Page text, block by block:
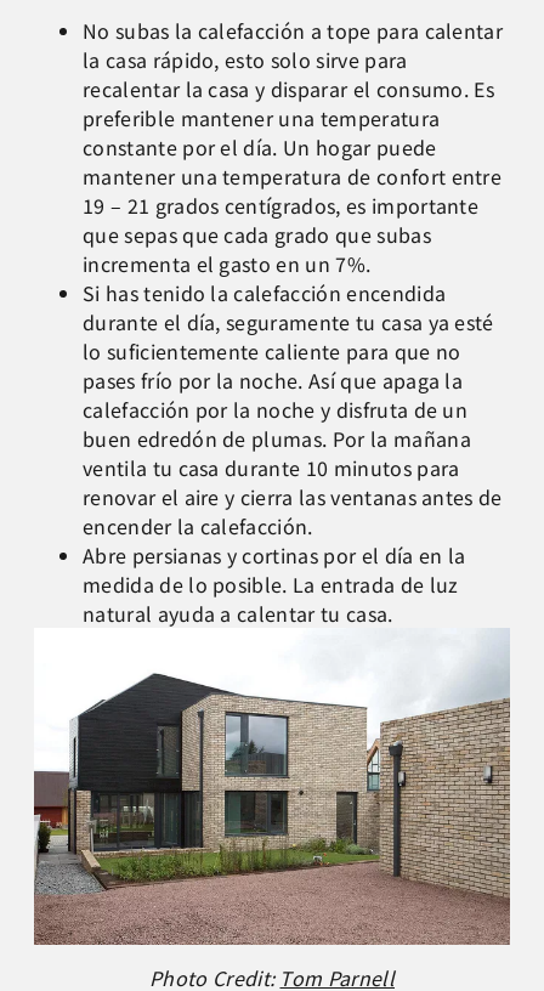
No subas la calefacción a tope para calentar
la casa rápido, esto solo sirve para
recalentar la casa y disparar el consumo. Es
preferible mantener una temperatura
constante por el día. Un hogar puede
mantener una temperatura de confort entre
19 – 21 grados centígrados, es importante
que sepas que cada grado que subas
incrementa el gasto en un 7%.
Si has tenido la calefacción encendida
durante el día, seguramente tu casa ya esté
lo suficientemente caliente para que no
pases frío por la noche. Así que apaga la
calefacción por la noche y disfruta de un
buen edredón de plumas. Por la mañana
ventila tu casa durante 10 minutos para
renovar el aire y cierra las ventanas antes de
encender la calefacción.
Abre persianas y cortinas por el día en la
medida de lo posible. La entrada de luz
natural ayuda a calentar tu casa.
Photo Credit: Tom Parnell